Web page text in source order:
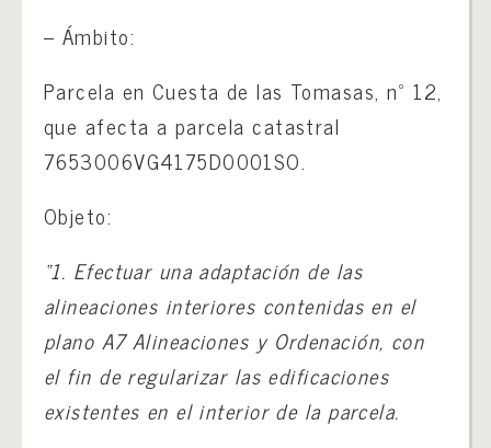
– Ámbito:
Parcela en Cuesta de las Tomasas, nº 12,
que afecta a parcela catastral
7653006VG4175D0001SO.
Objeto:
“1. Efectuar una adaptación de las
alineaciones interiores contenidas en el
plano A7 Alineaciones y Ordenación, con
el fin de regularizar las edificaciones
existentes en el interior de la parcela.